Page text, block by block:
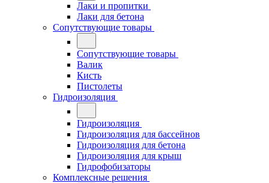
Лаки и пропитки
Лаки для бетона
Сопутствующие товары
Сопутствующие товары
Валик
Кисть
Пистолеты
Гидроизоляция
Гидроизоляция
Гидроизоляция для бассейнов
Гидроизоляция для бетона
Гидроизоляция для крыш
Гидрофобизаторы
Комплексные решения